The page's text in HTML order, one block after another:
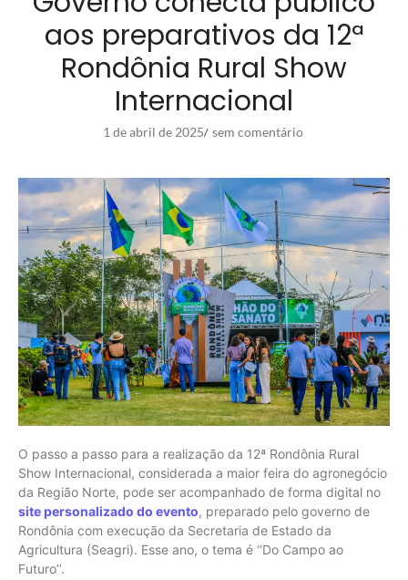
aos preparativos da 12ª
Rondônia Rural Show
Internacional
1 de abril de 2025/ sem comentário
O passo a passo para a realização da 12ª Rondônia Rural
Show Internacional, considerada a maior feira do agronegócio
da Região Norte, pode ser acompanhado de forma digital no
site personalizado do evento, preparado pelo governo de
Rondônia com execução da Secretaria de Estado da
Agricultura (Seagri). Esse ano, o tema é ‘‘Do Campo ao
Futuro’’.